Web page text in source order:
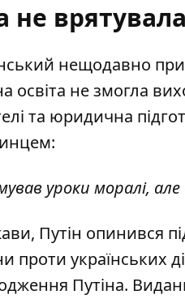
не
нещодавно
не змогла
та юридична
уроки моралі,
Путін опинився
проти українських
Путіна.